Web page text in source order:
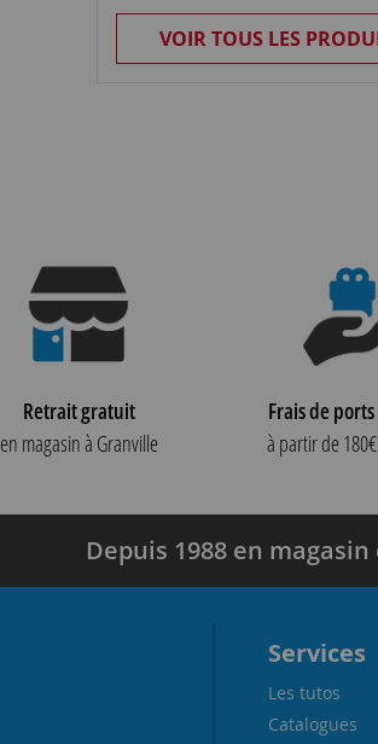
VOIR TOUS LES
Retrait gratuit
en magasin à Granville
Frais de
à partir de
Depuis 1988 en
Services
Les tutos
Catalogues